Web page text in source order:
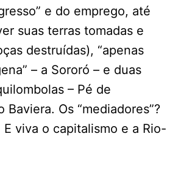
e do emprego, até
suas terras tomadas e
destruídas), “apenas
– a Sororó – e duas
– Pé de
Baviera. Os “mediadores”?
E viva o capitalismo e a Rio-